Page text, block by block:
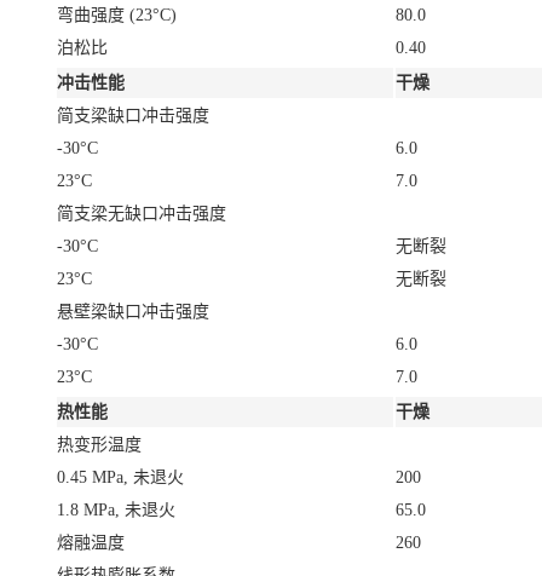
弯曲强度 (23°C)
80.0
泊松比
0.40
冲击性能
干燥
简支梁缺口冲击强度
-30°C
6.0
23°C
7.0
简支梁无缺口冲击强度
-30°C
无断裂
23°C
无断裂
悬壁梁缺口冲击强度
-30°C
6.0
23°C
7.0
热性能
干燥
热变形温度
0.45 MPa, 未退火
200
1.8 MPa, 未退火
65.0
熔融温度
260